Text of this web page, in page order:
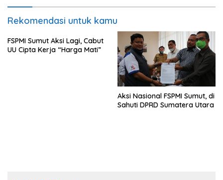
Rekomendasi untuk kamu
FSPMI Sumut Aksi Lagi, Cabut
UU Cipta Kerja “Harga Mati”
Aksi Nasional FSPMI Sumut, di
Sahuti DPRD Sumatera Utara